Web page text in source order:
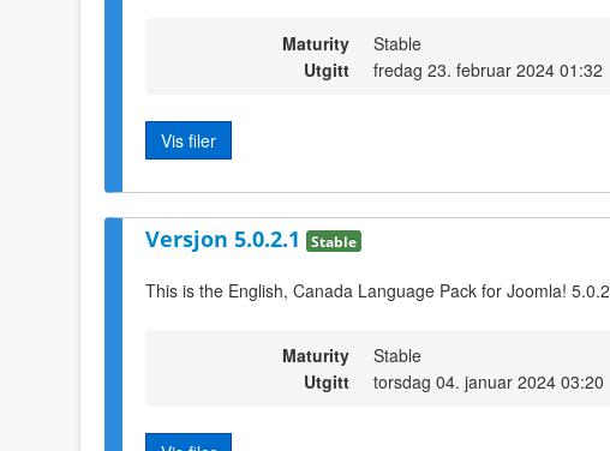
Maturity
Stable
Utgitt
fredag 23. februar 2024 01:32
Vis filer
Versjon 5.0.2.1 Stable
This is the English, Canada Language Pack for Joomla! 5.0.2
Maturity
Stable
Utgitt
torsdag 04. januar 2024 03:20